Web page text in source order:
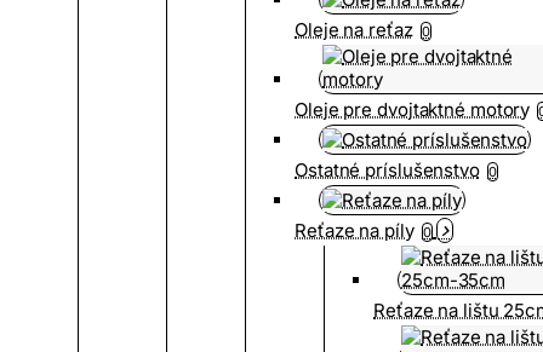
Oleje na reťaz 0
Oleje pre dvojtaktné motory
Ostatné príslušenstvo 0
Reťaze na píly 0
Reťaze na lištu